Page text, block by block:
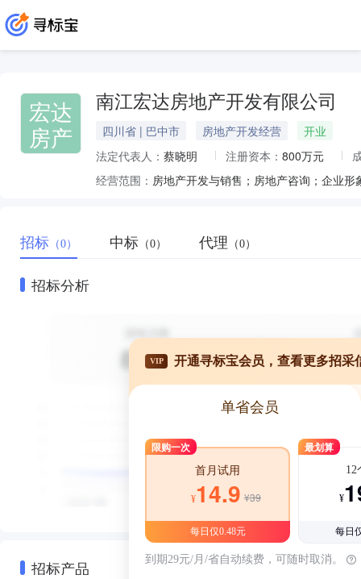
宏达
房产
南江宏达房地产开发有限公司
四川省 | 巴中市 房地产开发经营
开业
法定代表人： 蔡晓明 注册资本： 800万元
经营范围： 房地产开发与销售；房地产咨询；企业
招标 （0） 中标 （0） 代理 （0）
招标分析
招标产品
VIP 开通寻标宝会员，查看更多招采
单省会员
限购一次
首月试用
¥14.9 ¥39
每日仅0.48元
最划算
12
¥
每日
到期29元/月/省自动续费，可随时取消。